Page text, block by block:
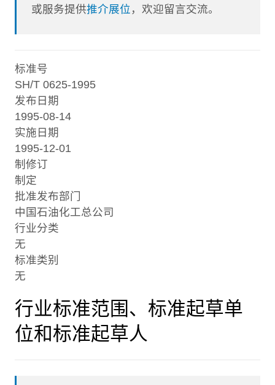
或服务提供推介展位 ，欢迎留言交流。
标准号
SH/T 0625-1995
发布日期
1995-08-14
实施日期
1995-12-01
制修订
制定
批准发布部门
中国石油化工总公司
行业分类
无
标准类别
无
行业标准范围、标准起草单
位和标准起草人